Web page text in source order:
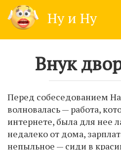
content
Ну и Ну
Внук
Перед собеседованием
волновалась — работа,
интернете, была для нее
недалеко от дома,
непыльное — сиди в